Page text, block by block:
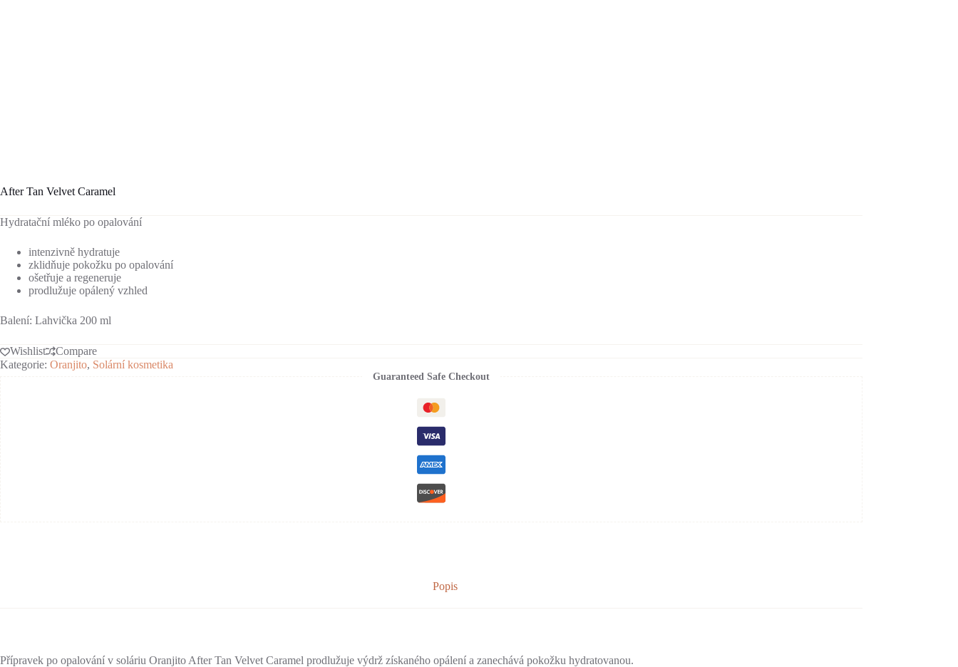
After Tan Velvet Caramel
Hydratační mléko po opalování
intenzivně hydratuje
zklidňuje pokožku po opalování
ošetřuje a regeneruje
prodlužuje opálený vzhled
Balení: Lahvička 200 ml
Wishlist
Compare
Kategorie: Oranjito, Solární kosmetika
Guaranteed Safe Checkout
Popis
Přípravek po opalování v soláriu Oranjito After Tan Velvet Caramel prodlužuje výdrž získaného opálení a zanechává pokožku hydratovanou.